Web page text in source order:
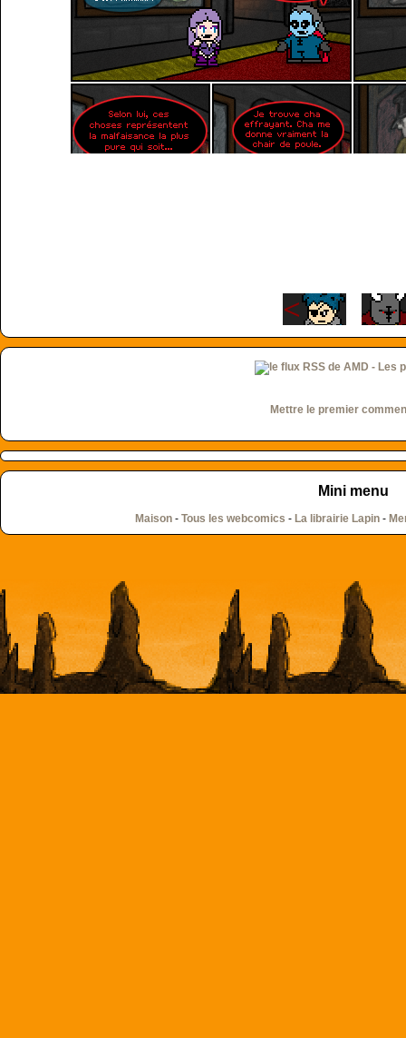
Mettre le premier
Mini menu
Maison- Tous les webcomics - La librairie Lapin-